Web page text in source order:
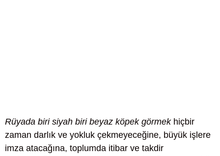
Rüyada biri siyah biri beyaz köpek görmekhiçbir
zaman darlık ve yokluk çekmeyeceğine, büyük işlere
imza atacağına, toplumda itibar ve takdir